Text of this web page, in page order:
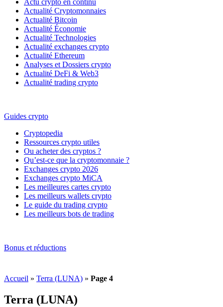
Actu crypto en continu
Actualité Cryptomonnaies
Actualité Bitcoin
Actualité Économie
Actualité Technologies
Actualité exchanges crypto
Actualité Ethereum
Analyses et Dossiers crypto
Actualité DeFi & Web3
Actualité trading crypto
Guides crypto
Cryptopedia
Ressources crypto utiles
Ou acheter des cryptos ?
Qu’est-ce que la cryptomonnaie ?
Exchanges crypto 2026
Exchanges crypto MiCA
Les meilleures cartes crypto
Les meilleurs wallets crypto
Le guide du trading crypto
Les meilleurs bots de trading
Bonus et réductions
Accueil » Terra (LUNA) » Page 4
Terra (LUNA)